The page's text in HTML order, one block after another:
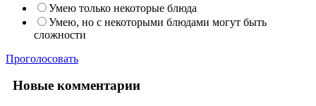
Умею только некоторые блюда
Умею, но с некоторыми блюдами могут быть
сложности
Проголосовать
Новые комментарии